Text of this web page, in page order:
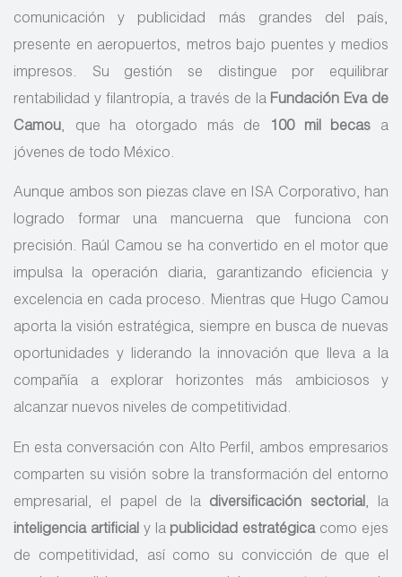
comunicación y publicidad más grandes del país,
presente en aeropuertos, metros bajo puentes y medios
impresos. Su gestión se distingue por equilibrar
rentabilidad y filantropía, a través de la Fundación Eva de
Camou, que ha otorgado más de 100 mil becas a
jóvenes de todo México.
Aunque ambos son piezas clave en ISA Corporativo, han
logrado formar una mancuerna que funciona con
precisión. Raúl Camou se ha convertido en el motor que
impulsa la operación diaria, garantizando eficiencia y
excelencia en cada proceso. Mientras que Hugo Camou
aporta la visión estratégica, siempre en busca de nuevas
oportunidades y liderando la innovación que lleva a la
compañía a explorar horizontes más ambiciosos y
alcanzar nuevos niveles de competitividad.
En esta conversación con Alto Perfil, ambos empresarios
comparten su visión sobre la transformación del entorno
empresarial, el papel de la diversificación sectorial, la
inteligencia artificialy la publicidad estratégicacomo ejes
de competitividad, así como su convicción de que el